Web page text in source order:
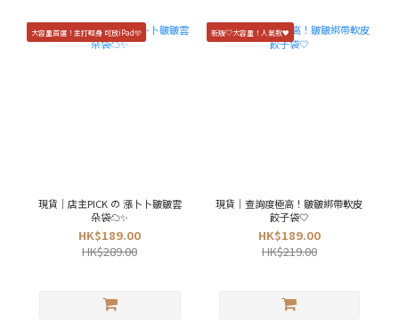
大容量首選！主打輕身 可放iPad🩵
現貨｜店主PICK の 漲卜卜皺皺雲
朵袋☁️✨
HK$189.00
HK$289.00
新版♡大容量！人氣款🖤
現貨｜查詢度極高！皺皺綁帶軟皮
餃子袋🤍
HK$189.00
HK$219.00